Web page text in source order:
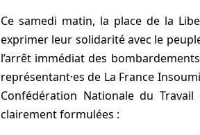
Ce samedi matin, la place de la
exprimer leur solidarité avec le
l’arrêt immédiat des
représentant·es de La France
Confédération Nationale du
clairement formulées :